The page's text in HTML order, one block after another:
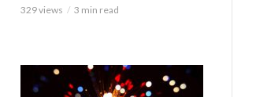
329 views 3 min read